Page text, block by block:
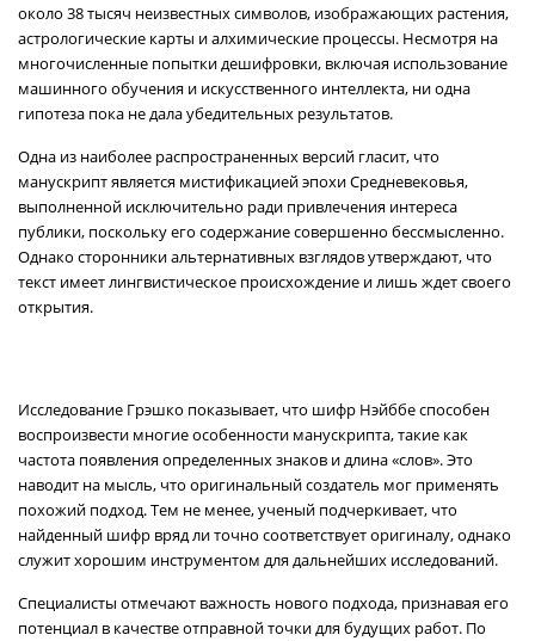
около 38 тысяч неизвестных символов, изображающих растения,
астрологические карты и алхимические процессы. Несмотря на
многочисленные попытки дешифровки, включая использование
машинного обучения и искусственного интеллекта, ни одна
гипотеза пока не дала убедительных результатов.
Одна из наиболее распространенных версий гласит, что
манускрипт является мистификацией эпохи Средневековья,
выполненной исключительно ради привлечения интереса
публики, поскольку его содержание совершенно бессмысленно.
Однако сторонники альтернативных взглядов утверждают, что
текст имеет лингвистическое происхождение и лишь ждет своего
открытия.
Исследование Грэшко показывает, что шифр Нэйббе способен
воспроизвести многие особенности манускрипта, такие как
частота появления определенных знаков и длина «слов». Это
наводит на мысль, что оригинальный создатель мог применять
похожий подход. Тем не менее, ученый подчеркивает, что
найденный шифр вряд ли точно соответствует оригиналу, однако
служит хорошим инструментом для дальнейших исследований.
Специалисты отмечают важность нового подхода, признавая его
потенциал в качестве отправной точки для будущих работ. По